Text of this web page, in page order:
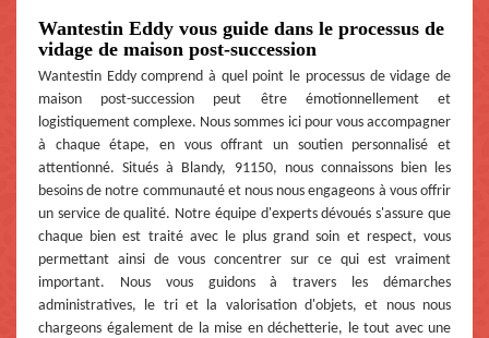
Wantestin Eddy vous guide dans le processus de
vidage de maison post-succession
Wantestin Eddy comprend à quel point le processus de vidage de
maison post-succession peut être émotionnellement et
logistiquement complexe. Nous sommes ici pour vous accompagner
à chaque étape, en vous offrant un soutien personnalisé et
attentionné. Situés à Blandy, 91150, nous connaissons bien les
besoins de notre communauté et nous nous engageons à vous offrir
un service de qualité. Notre équipe d'experts dévoués s'assure que
chaque bien est traité avec le plus grand soin et respect, vous
permettant ainsi de vous concentrer sur ce qui est vraiment
important. Nous vous guidons à travers les démarches
administratives, le tri et la valorisation d'objets, et nous nous
chargeons également de la mise en déchetterie, le tout avec une